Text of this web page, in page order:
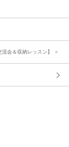
流会＆収納レッスン】 ＞